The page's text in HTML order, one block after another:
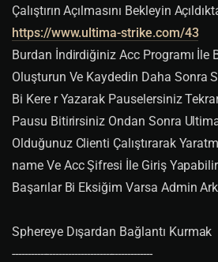
RUNNINGPENALTY=50
// Agir olarak
am kaybedeceginizi hesaplar.
BANKMAXITEMS // Bankaya
BANKMAXWEIGHT=1000 // Max banka
AUTONEWBIEKEYS =1
// ev veya gemi
olarak newbie olsunmu ? 0 kapali
PLAYERGHOSTSOUNDS=1 // olulerin
HITPOINTPERCENTONREZ
//
p ile hayata donsun
ill puanı. akilli olan 0 yapar
Çalıştırın Açılmasını Bekleyin
https://www.ultima-strike.com/43
Burdan İndirdiğiniz Acc Programı İle
Oluşturun Ve Kaydedin Daha Sonra
Bi Kere r Yazarak Pauselersiniz
Pausu Bitirirsiniz Ondan Sonra
Olduğunuz Clienti Çalıştırarak
name Ve Acc Şifresi İle Giriş
Başarılar Bi Eksiğim Varsa Admin
Sphereye Dışardan Bağlantı Kurmak
---------------------------------------------